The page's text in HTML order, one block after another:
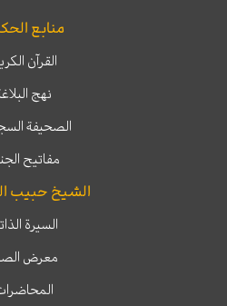
منابع
القرآن
نهج
الصحيفة
مفاتيح
الشيخ حبيب
السيرة
معرض